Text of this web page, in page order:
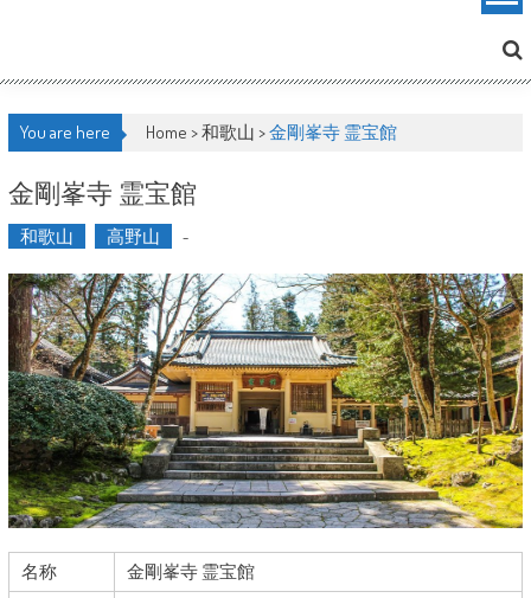
You are here Home >和歌山 >金剛峯寺 霊宝館
金剛峯寺 霊宝館
和歌山 高野山 -
名称
金剛峯寺 霊宝館